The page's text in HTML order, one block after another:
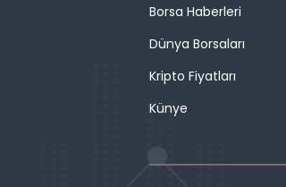
Borsa Haberleri
Dünya Borsaları
Kripto Fiyatları
Künye